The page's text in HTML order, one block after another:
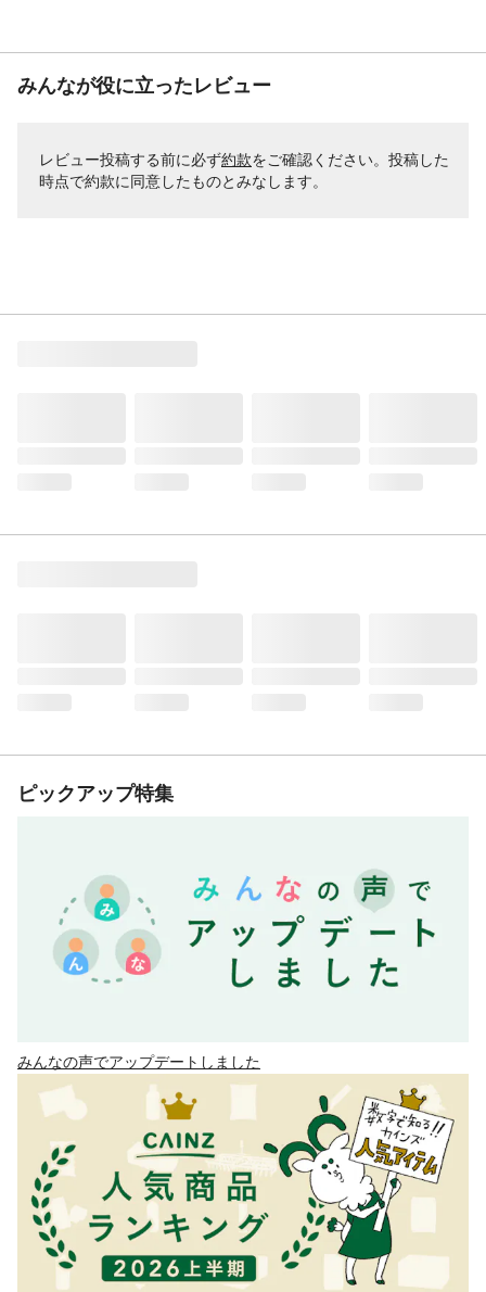
みんなが役に立ったレビュー
レビュー投稿する前に必ず約款をご確認ください。投稿した
時点で約款に同意したものとみなします。
ピックアップ特集
みんなの声でアップデートしました